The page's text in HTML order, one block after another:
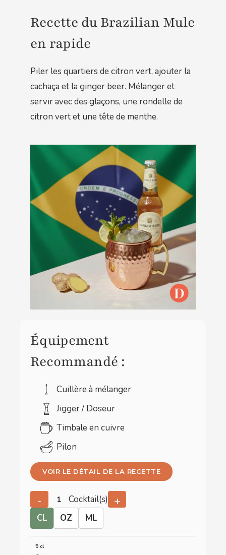
Recette du Brazilian Mule
en rapide
Piler les quartiers de citron vert, ajouter la
cachaça et la ginger beer. Mélanger et
servir avec des glaçons, une rondelle de
citron vert et une tête de menthe.
Équipement
Recommandé :
Cuillère à mélanger
Jigger / Doseur
Timbale en cuivre
Pilon
VOIR LE DÉTAIL DE LA RECETTE
- Cocktail(s) +
CL OZ ML
5 cl